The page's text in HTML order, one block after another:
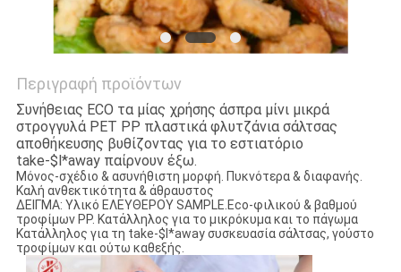
Περιγραφή προϊόντων
Συνήθειας ECO τα μίας χρήσης άσπρα μίνι μικρά
στρογγυλά PET PP πλαστικά φλυτζάνια σάλτσας
αποθήκευσης βυθίζοντας για το εστιατόριο
take-$l*away παίρνουν έξω.
Μόνος-σχέδιο & ασυνήθιστη μορφή. Πυκνότερα & διαφανής.
Καλή ανθεκτικότητα & άθραυστος
ΔΕΙΓΜΑ: Υλικό ΕΛΕΥΘΕΡΟΥ SAMPLE.Eco-φιλικού & βαθμού
τροφίμων PP. Κατάλληλος για το μικρόκυμα και το πάγωμα
Κατάλληλος για τη take-$l*away συσκευασία σάλτσας, γούστο
τροφίμων και ούτω καθεξής.